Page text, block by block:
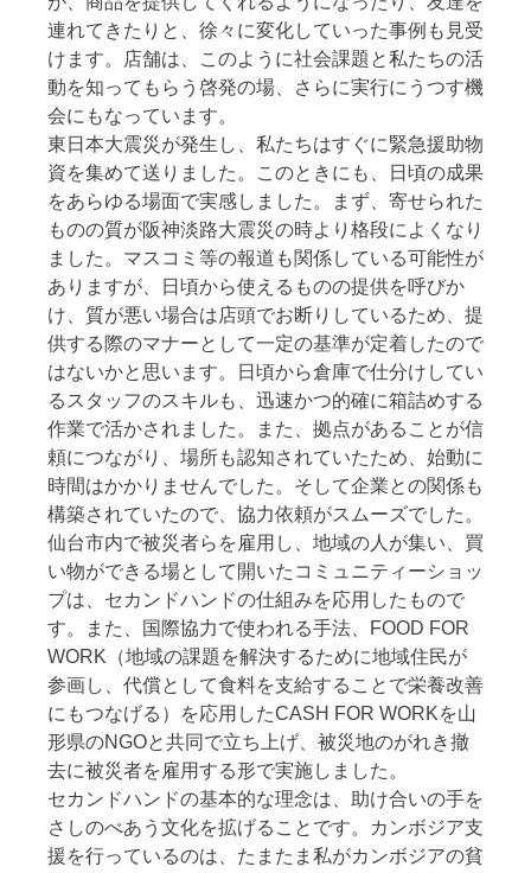
連れてきたりと、徐々に変化していった事例も見受
けます。店舗は、このように社会課題と私たちの活
動を知ってもらう啓発の場、さらに実行にうつす機
会にもなっています。
東日本大震災が発生し、私たちはすぐに緊急援助物
資を集めて送りました。このときにも、日頃の成果
をあらゆる場面で実感しました。まず、寄せられた
ものの質が阪神淡路大震災の時より格段によくなり
ました。マスコミ等の報道も関係している可能性が
ありますが、日頃から使えるものの提供を呼びか
け、質が悪い場合は店頭でお断りしているため、提
供する際のマナーとして一定の基準が定着したので
はないかと思います。日頃から倉庫で仕分けしてい
るスタッフのスキルも、迅速かつ的確に箱詰めする
作業で活かされました。また、拠点があることが信
頼につながり、場所も認知されていたため、始動に
時間はかかりませんでした。そして企業との関係も
構築されていたので、協力依頼がスムーズでした。
仙台市内で被災者らを雇用し、地域の人が集い、買
い物ができる場として開いたコミュニティーショッ
プは、セカンドハンドの仕組みを応用したもので
す。また、国際協力で使われる手法、FOOD FOR
WORK（地域の課題を解決するために地域住民が
参画し、代償として食料を支給することで栄養改善
にもつなげる）を応用したCASH FOR WORKを山
形県のNGOと共同で立ち上げ、被災地のがれき撤
去に被災者を雇用する形で実施しました。
セカンドハンドの基本的な理念は、助け合いの手を
さしのべあう文化を拡げることです。カンボジア支
援を行っているのは、たまたま私がカンボジアの貧